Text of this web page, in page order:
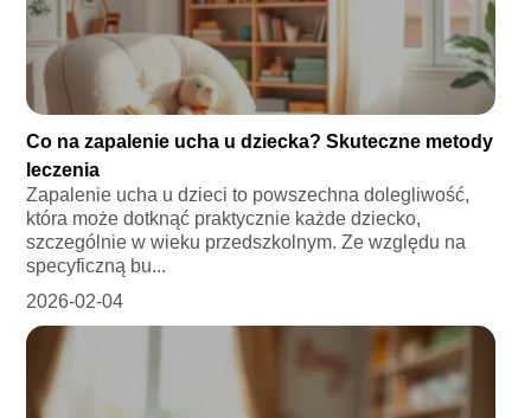
Co na zapalenie ucha u dziecka? Skuteczne metody
leczenia
Zapalenie ucha u dzieci to powszechna dolegliwość,
która może dotknąć praktycznie każde dziecko,
szczególnie w wieku przedszkolnym. Ze względu na
specyficzną bu...
2026-02-04